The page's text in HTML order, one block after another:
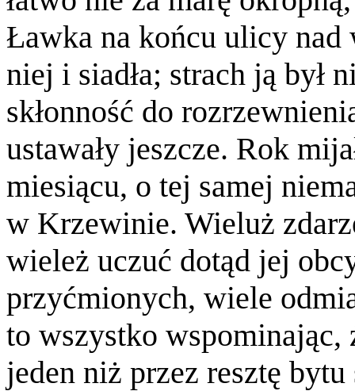
Ławka na końcu ulicy nad
niej i siadła; strach ją był
skłonność do
ustawały jeszcze. Rok
miesiącu, o tej samej
w Krzewinie. Wieluż
wieleż uczuć dotąd jej
przyćmionych, wiele
to wszystko wspominając,
jeden niż przez resztę